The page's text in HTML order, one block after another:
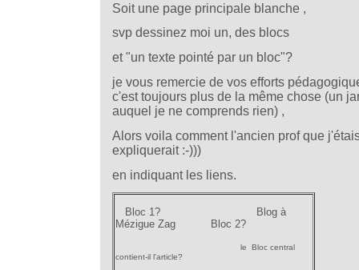
Soit une page principale blanche ,
svp dessinez moi un, des blocs
et "un texte pointé par un bloc"?
je vous remercie de vos efforts
c'est toujours plus de la même chose (un
auquel je ne comprends rien) ,
Alors voila comment l'ancien prof que
expliquerait :-)))
en indiquant les liens.
Bloc 1? Blog à
Mézigue Zag Bloc 2?
le Bloc central
contient-il l'article?